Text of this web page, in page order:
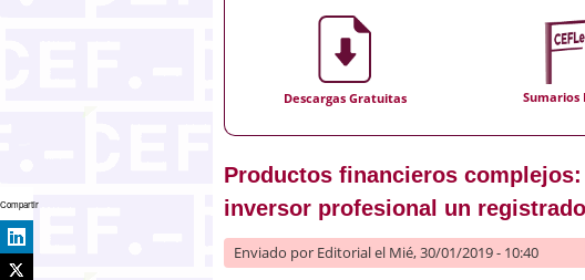
Descargas Gratuitas Sumarios
Productos financieros
inversor profesional un
Enviado por Editorialel Mié, 30/01/2019 - 10:40
Compartir